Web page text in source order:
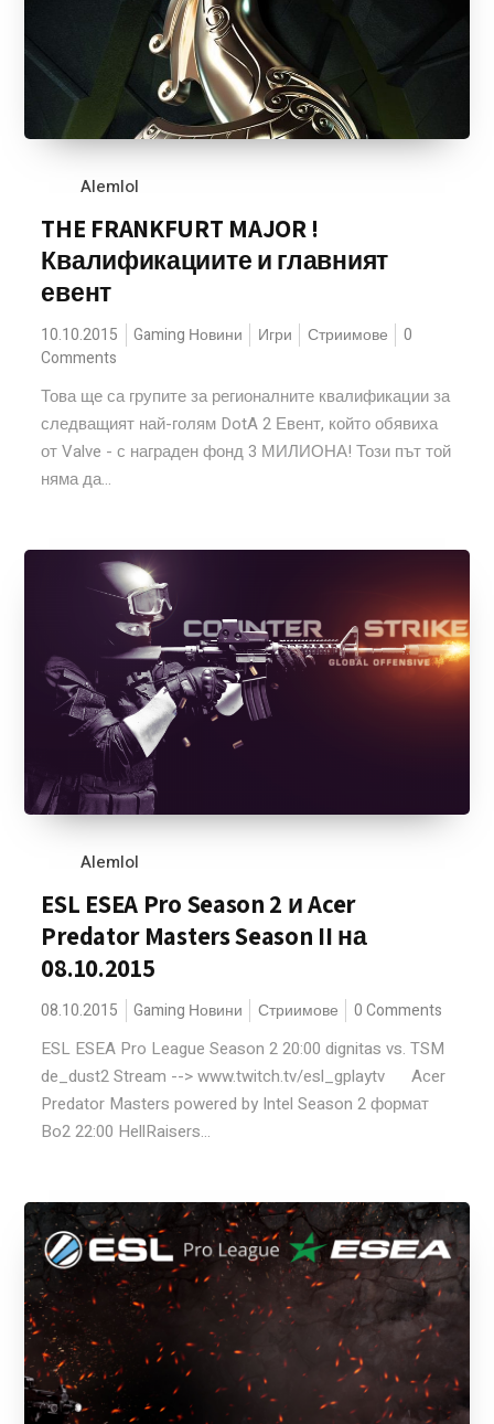
Alemlol
THE FRANKFURT MAJOR !
Квалификациите и главният
евент
10.10.2015 Gaming Новини Игри Стриимове
0
Comments
Това ще са групите за регионалните квалификации за
следващият най-голям DotA 2 Евент, който обявиха
от Valve - с награден фонд 3 МИЛИОНА! Този път той
няма да...
Alemlol
ESL ESEA Pro Season 2 и Acer
Predator Masters Season II на
08.10.2015
08.10.2015 Gaming Новини Стриимове 0 Comments
ESL ESEA Pro League Season 2 20:00 dignitas vs. TSM
de_dust2 Stream --> www.twitch.tv/esl_gplaytv Acer
Predator Masters powered by Intel Season 2 формат
Bo2 22:00 HellRaisers...